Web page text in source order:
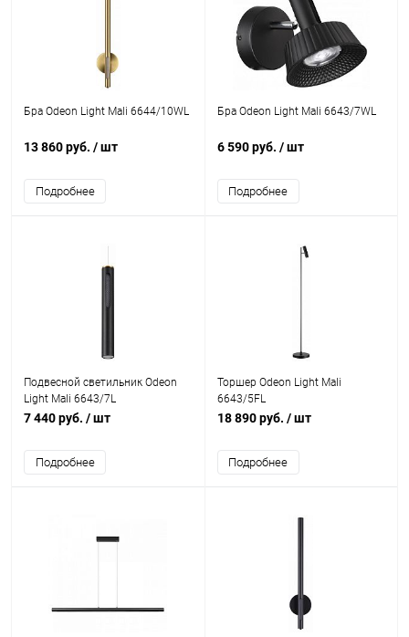
Бра Odeon Light Mali 6644/10WL
13 860 руб. / шт
Подробнее
Бра Odeon Light Mali 6643/7WL
6 590 руб. / шт
Подробнее
Подвесной светильник Odeon
Light Mali 6643/7L
7 440 руб. / шт
Подробнее
Торшер Odeon Light Mali
6643/5FL
18 890 руб. / шт
Подробнее